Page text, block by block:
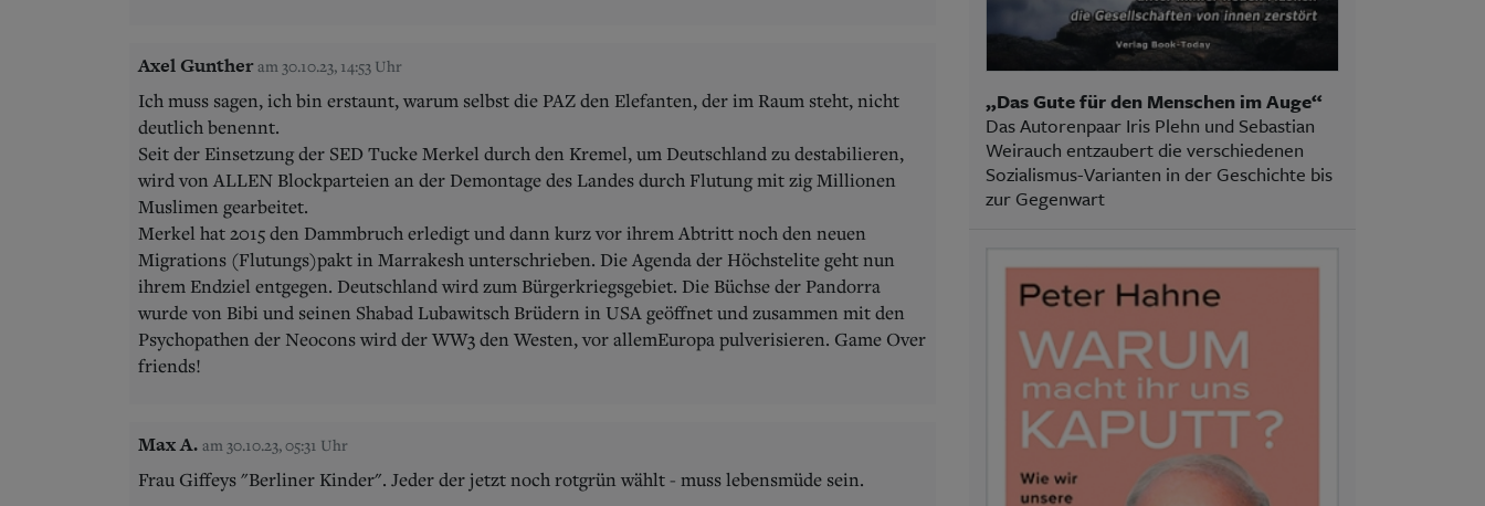
Axel Gunther am 30.10.23, 14:53 Uhr
Ich muss sagen, ich bin erstaunt, warum selbst die PAZ den Elefanten, der im Raum steht, nicht
deutlich benennt.
Seit der Einsetzung der SED Tucke Merkel durch den Kremel, um Deutschland zu destabilieren,
wird von ALLEN Blockparteien an der Demontage des Landes durch Flutung mit zig Millionen
Muslimen gearbeitet.
Merkel hat 2015 den Dammbruch erledigt und dann kurz vor ihrem Abtritt noch den neuen
Migrations (Flutungs)pakt in Marrakesh unterschrieben. Die Agenda der Höchstelite geht nun
ihrem Endziel entgegen. Deutschland wird zum Bürgerkriegsgebiet. Die Büchse der Pandorra
wurde von Bibi und seinen Shabad Lubawitsch Brüdern in USA geöffnet und zusammen mit den
Psychopathen der Neocons wird der WW3 den Westen, vor allemEuropa pulverisieren. Game Over
friends!
Max A. am 30.10.23, 05:31 Uhr
Frau Giffeys "Berliner Kinder". Jeder der jetzt noch rotgrün wählt - muss lebensmüde sein.
„Das Gute für den Menschen im Auge“
Das Autorenpaar Iris Plehn und Sebastian
Weirauch entzaubert die verschiedenen
Sozialismus-Varianten in der Geschichte bis
zur Gegenwart